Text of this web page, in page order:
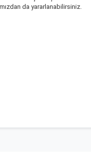
da yararlanabilirsiniz.